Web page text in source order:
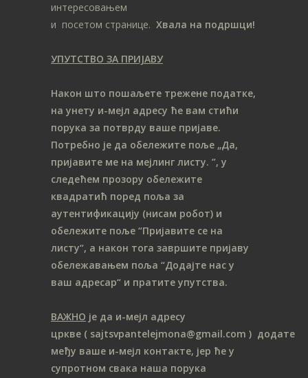
интересовањем
и посетом странице. Хвала на подршци!
УПУТСТВО ЗА ПРИЈАВУ
Након што пошаљете трежене податке,
на унету и-мејл адресу ће вам стићи
порука за потврду ваше пријаве.
Потребно је да обележите поље „Да,
пријавите ме на мeјлинг листу. ”, у
следећем прозору обележите
квадратић поред поља за
аутентификацију (нисам робот) и
обележите поље “Пријавите се на
листу“, а након тога завршите пријаву
обележавањем поља “Додајте нас у
ваш адресар“ и пратите упутства.
ВАЖНО је да и-мејл адресу
цркве ( sajtsvpantelejmona@gmail.com ) додате
међу ваше и-мејл контакте, јер ће у
супротном свака наша порука